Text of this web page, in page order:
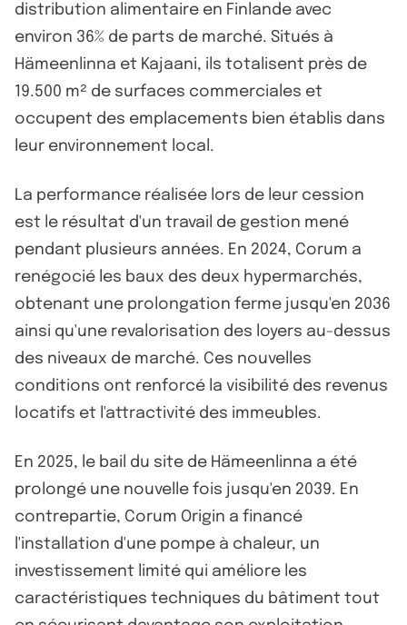
distribution alimentaire en Finlande avec
environ 36% de parts de marché. Situés à
Hämeenlinna et Kajaani, ils totalisent près de
19.500 m² de surfaces commerciales et
occupent des emplacements bien établis dans
leur environnement local.
La performance réalisée lors de leur cession
est le résultat d'un travail de gestion mené
pendant plusieurs années. En 2024, Corum a
renégocié les baux des deux hypermarchés,
obtenant une prolongation ferme jusqu'en 2036
ainsi qu'une revalorisation des loyers au-dessus
des niveaux de marché. Ces nouvelles
conditions ont renforcé la visibilité des revenus
locatifs et l'attractivité des immeubles.
En 2025, le bail du site de Hämeenlinna a été
prolongé une nouvelle fois jusqu'en 2039. En
contrepartie, Corum Origin a financé
l'installation d'une pompe à chaleur, un
investissement limité qui améliore les
caractéristiques techniques du bâtiment tout